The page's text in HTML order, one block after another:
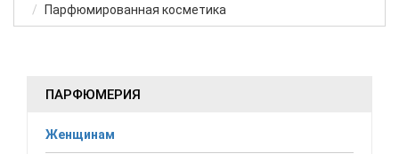
Парфюмированная косметика
ПАРФЮМЕРИЯ
Женщинам